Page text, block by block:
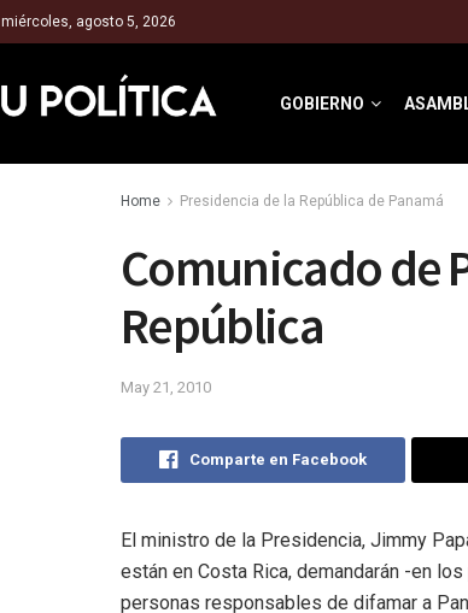
miércoles, agosto 5, 2026
GOBIERNO
Home Presidencia de la República de Panamá
Comunicado de
República
May 21, 2010
Comparte en Facebook
El ministro de la Presidencia, Jimmy
están en Costa Rica, demandarán -en
personas responsables de difamar a